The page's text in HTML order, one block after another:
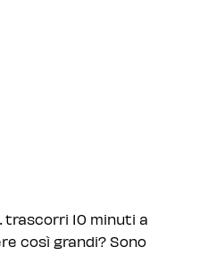
trascorri 10 minuti a
così grandi? Sono